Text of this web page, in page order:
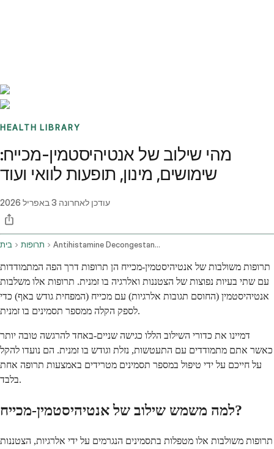
HEALTH LIBRARY
מהי שילוב של אנטיהיסטמין-מכייח:
שימושים, מינון, תופעות לוואי ועוד
עודכן לאחרונה 3 באפריל 2026
בית תרופות Antihistamine Decongestant Combination Oral Route
תרופות משולבות של אנטיהיסטמין-מכייח הן תרופות דרך הפה המתמודדות
עם שתי בעיות נפוצות של הצטננות ואלרגיה בו זמנית. תרופות אלו משלבות
אנטיהיסטמין (החוסם תגובות אלרגיות) עם מכייח (המפחית גודש באף) כדי
לספק הקלה ממספר תסמינים בו זמנית.
דמיינו את כדורי השילוב הללו כגישה שניים-באחד להרגשה טובה יותר
כאשר אתם מתמודדים עם התעטשות, נזלת וגודש בו זמנית. הם נועדו להקל
על חייכם על ידי טיפול במספר תסמינים מטרידים באמצעות תרופה אחת
בלבד.
למה משמש שילוב של אנטיהיסטמין-מכייח?
תרופות משולבות אלו מטפלות בתסמינים הנגרמים על ידי אלרגיות, הצטננות